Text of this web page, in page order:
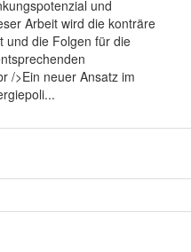
und
Arbeit wird die konträre
und die Folgen für die
/>Ein neuer Ansatz im